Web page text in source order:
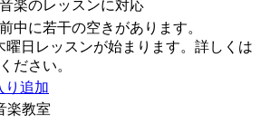
中に若干の空きがあります。
曜日レッスンが始まります。詳しくは
ださい。
り追加
楽教室